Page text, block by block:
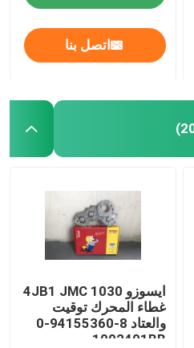
اتصل بنا
ايسوزو 4JB1 JMC 1030
غطاء المحرك توقيت
والعتاد 8-94155360-0
1002401BB